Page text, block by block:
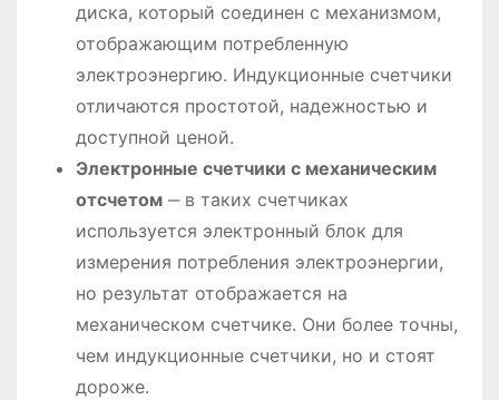
диска, который соединен с механизмом,
отображающим потребленную
электроэнергию. Индукционные счетчики
отличаются простотой, надежностью и
доступной ценой.
Электронные счетчики с механическим
отсчетом‒ в таких счетчиках
используется электронный блок для
измерения потребления электроэнергии,
но результат отображается на
механическом счетчике. Они более точны,
чем индукционные счетчики, но и стоят
дороже.